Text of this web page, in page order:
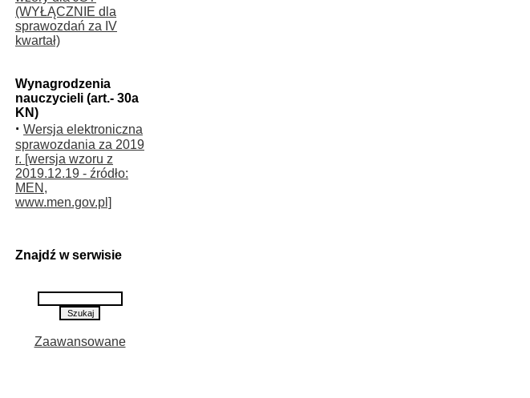
(WYŁĄCZNIE dla
sprawozdań za IV
kwartał)
Wynagrodzenia
nauczycieli (art.- 30a
KN)
· Wersja elektroniczna
sprawozdania za 2019
r. [wersja wzoru z
2019.12.19 - źródło:
MEN,
www.men.gov.pl]
Znajdź w serwisie
Zaawansowane